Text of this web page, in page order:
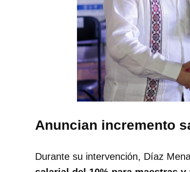
Anuncian incremento
Durante su intervención, Díaz